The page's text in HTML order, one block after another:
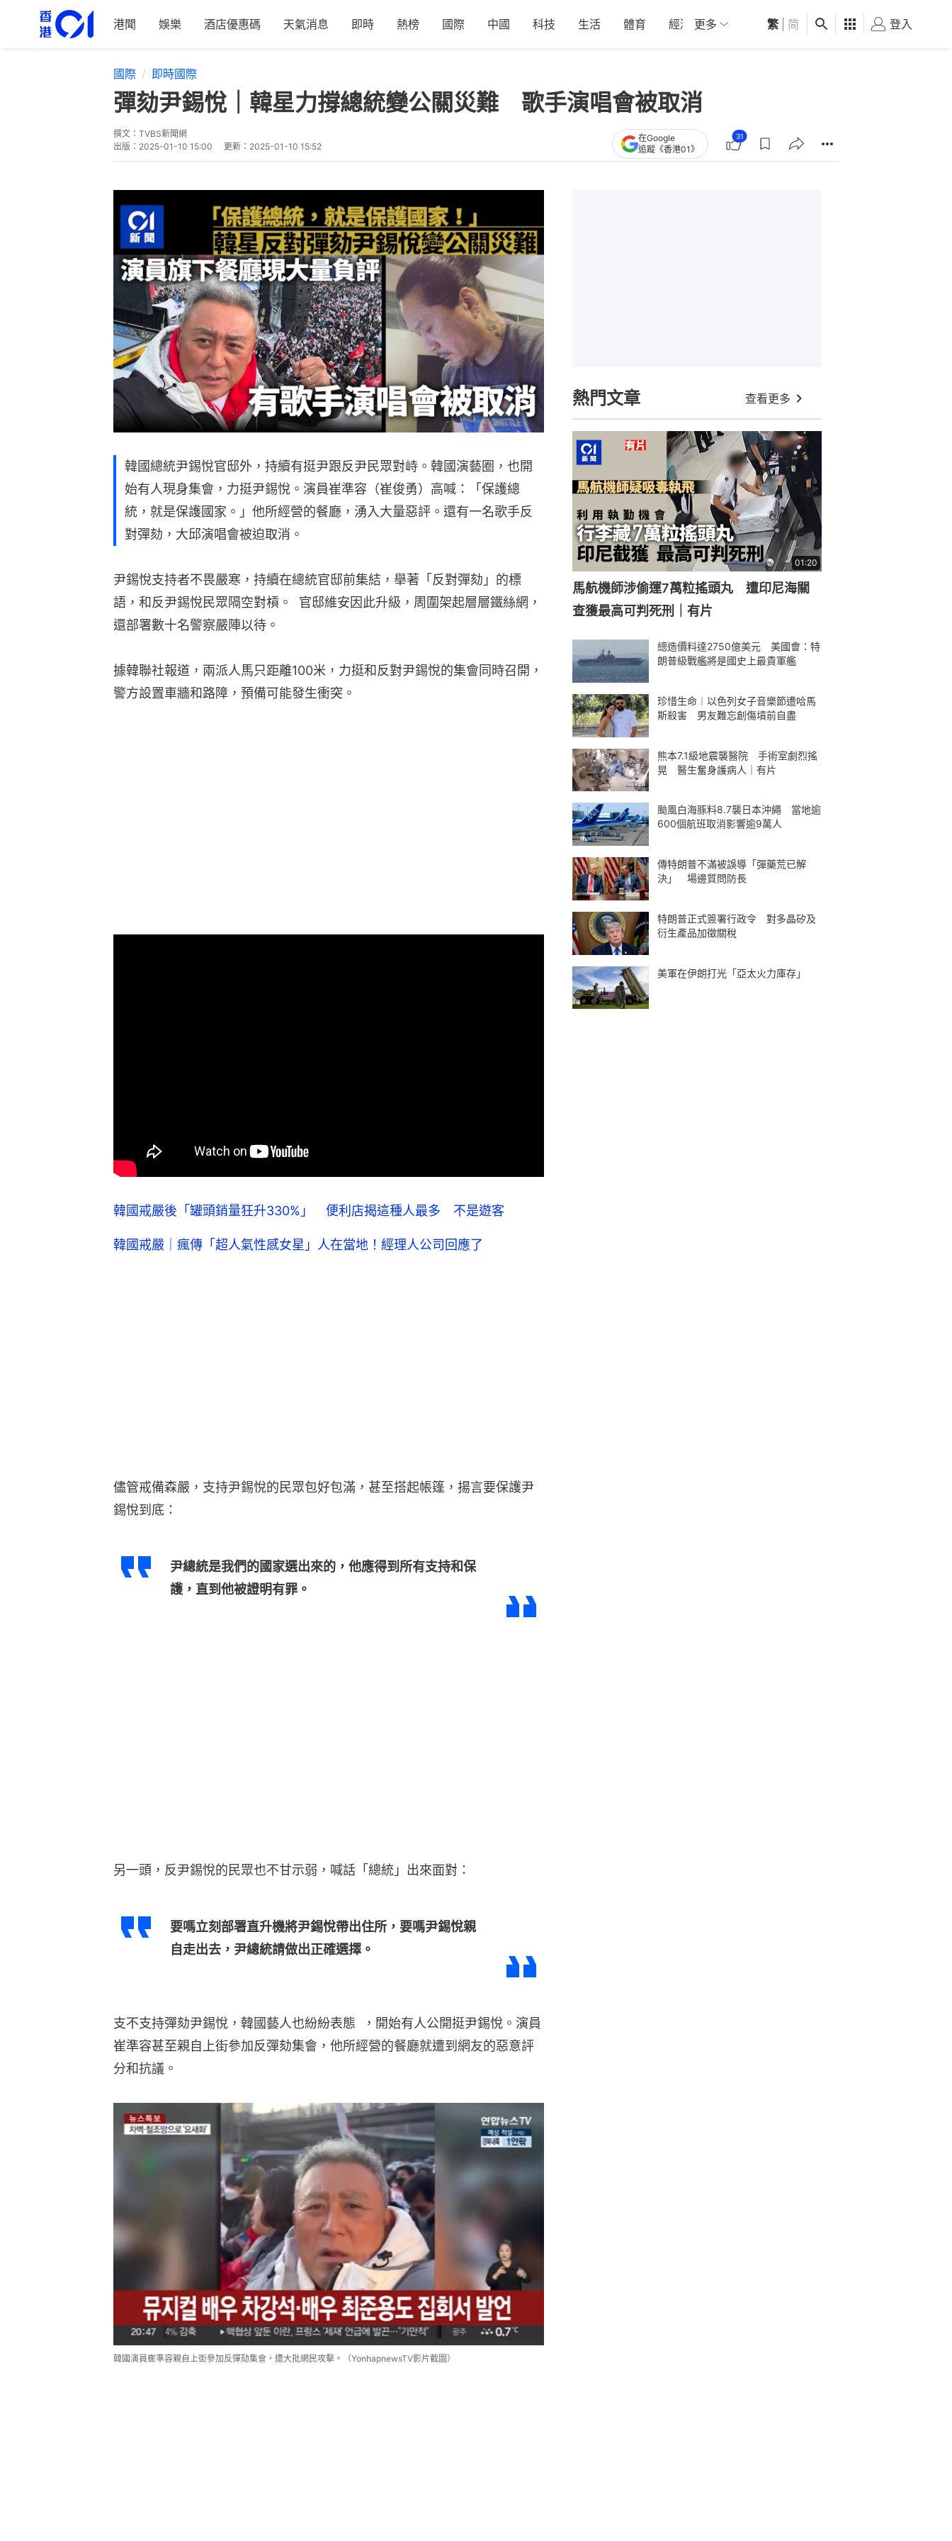
港聞 娛樂 酒店優惠碼 天氣消息 即時 熱榜 國際 中國 科技 生活 體育 經濟 01深圳 觀點 健康 好食玩飛
更多 繁 简 登入
國際 即時國際
彈劾尹錫悅｜韓星力撐總統變公關災難 歌手演唱會被取消
撰文： TVBS新聞網
出版： 2025-01-10 15:00 更新： 2025-01-10 15:52
在Google
追蹤《香港01》
31
韓國總統尹錫悅官邸外，持續有挺尹跟反尹民眾對峙。韓國演藝圈，也開
始有人現身集會，力挺尹錫悅。演員崔準容（崔俊勇）高喊：「保護總
統，就是保護國家。」他所經營的餐廳，湧入大量惡評。還有一名歌手反
對彈劾，大邱演唱會被迫取消。
尹錫悅支持者不畏嚴寒，持續在總統官邸前集結，舉著「反對彈劾」的標
語，和反尹錫悅民眾隔空對槓。  官邸維安因此升級，周圍架起層層鐵絲網，
還部署數十名警察嚴陣以待。
據韓聯社報道，兩派人馬只距離100米，力挺和反對尹錫悅的集會同時召開，
警方設置車牆和路障，預備可能發生衝突。
韓國戒嚴後「罐頭銷量狂升330%」 便利店揭這種人最多 不是遊客
韓國戒嚴｜瘋傳「超人氣性感女星」人在當地！經理人公司回應了
儘管戒備森嚴，支持尹錫悅的民眾包好包滿，甚至搭起帳篷，揚言要保護尹
錫悅到底：
尹總統是我們的國家選出來的，他應得到所有支持和保
護，直到他被證明有罪。
另一頭，反尹錫悅的民眾也不甘示弱，喊話「總統」出來面對：
要嗎立刻部署直升機將尹錫悅帶出住所，要嗎尹錫悅親
自走出去，尹總統請做出正確選擇。
支不支持彈劾尹錫悅，韓國藝人也紛紛表態  ，開始有人公開挺尹錫悅。演員
崔準容甚至親自上街參加反彈劾集會，他所經營的餐廳就遭到網友的惡意評
分和抗議。
韓國演員崔準容親自上街參加反彈劾集會，遭大批網民攻擊。（YonhapnewsTV影片截圖）
熱門文章 查看更多
01:20
馬航機師涉偷運7萬粒搖頭丸 遭印尼海關
查獲最高可判死刑｜有片
總造價料達2750億美元 美國會：特
朗普級戰艦將是國史上最貴軍艦
珍惜生命︱以色列女子音樂節遭哈馬
斯殺害 男友難忘創傷墳前自盡
熊本7.1級地震襲醫院 手術室劇烈搖
晃 醫生奮身護病人｜有片
颱風白海豚料8.7襲日本沖繩 當地逾
600個航班取消影響逾9萬人
傳特朗普不滿被誤導「彈藥荒已解
決」 場邊質問防長
特朗普正式簽署行政令 對多晶矽及
衍生產品加徵關稅
美軍在伊朗打光「亞太火力庫存」